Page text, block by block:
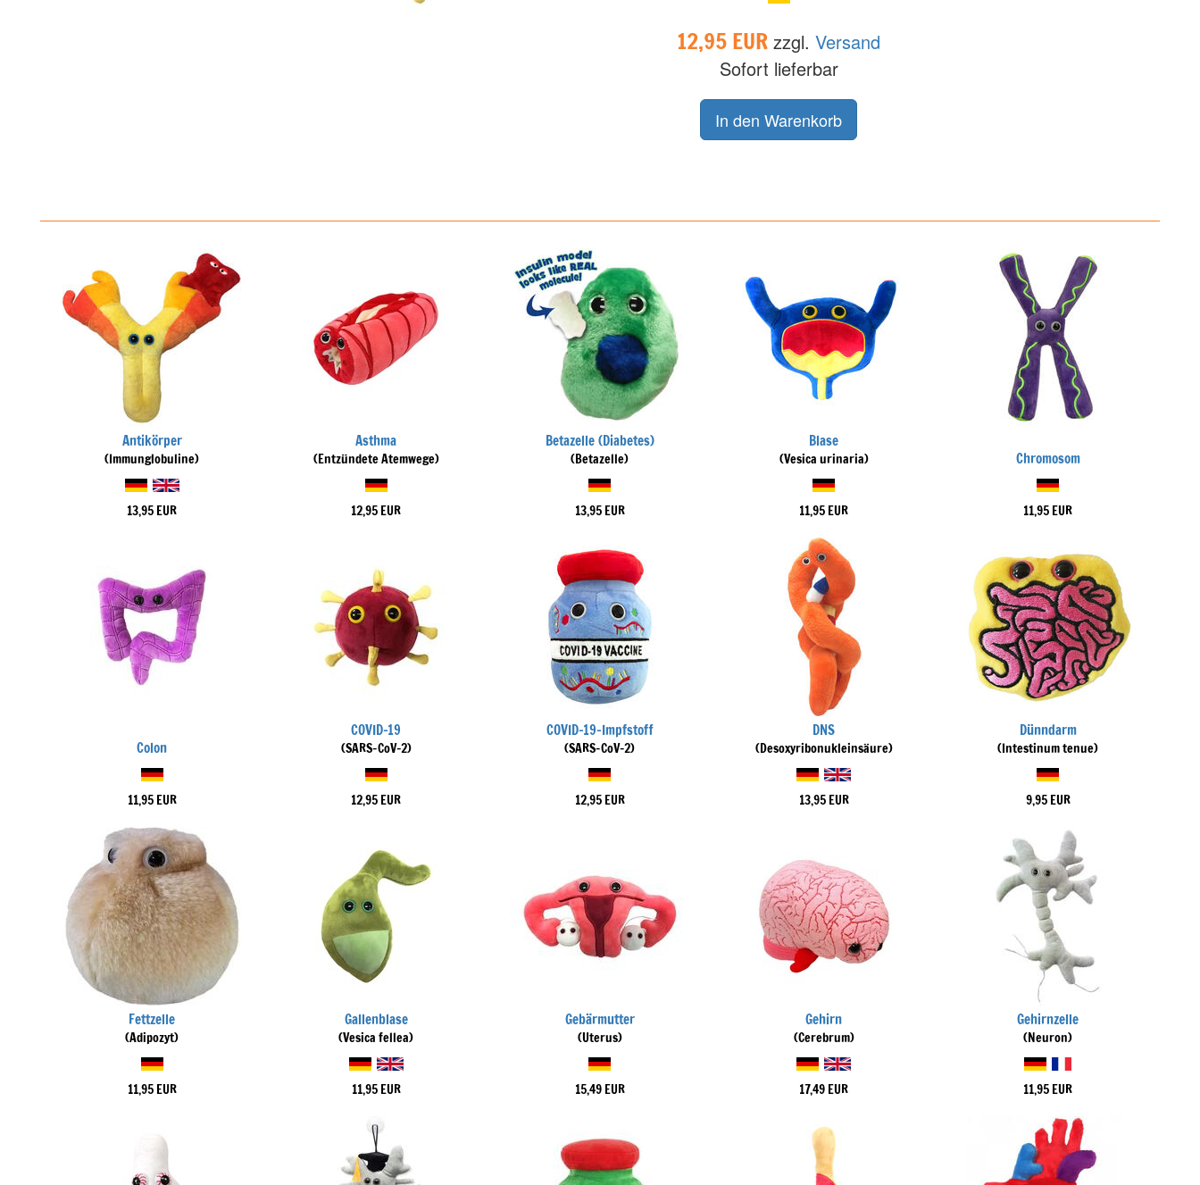
12,95 EUR zzgl. Versand
Sofort lieferbar
Antikörper
(Immunglobuline)
13,95 EUR
Asthma
(Entzündete Atemwege)
12,95 EUR
Betazelle (Diabetes)
(Betazelle)
13,95 EUR
Blase
(Vesica urinaria)
11,95 EUR
Chromosom
11,95 EUR
Colon
11,95 EUR
COVID-19
(SARS-CoV-2)
12,95 EUR
COVID-19-Impfstoff
(SARS-CoV-2)
12,95 EUR
DNS
(Desoxyribonukleinsäure)
13,95 EUR
Dünndarm
(Intestinum tenue)
9,95 EUR
Fettzelle
(Adipozyt)
11,95 EUR
Gallenblase
(Vesica fellea)
11,95 EUR
Gebärmutter
(Uterus)
15,49 EUR
Gehirn
(Cerebrum)
17,49 EUR
Gehirnzelle
(Neuron)
11,95 EUR